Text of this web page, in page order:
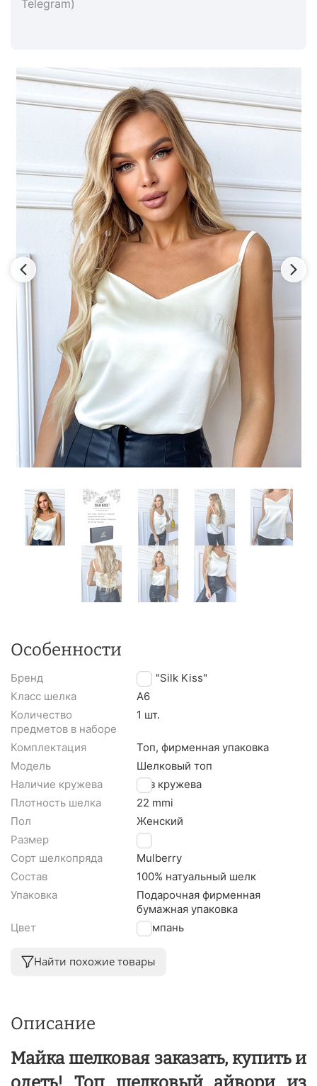
Telegram)
Особенности
Бренд
TM "Silk Kiss"
Класс шелка
A6
Количество
предметов в наборе
1 шт.
Комплектация
Топ, фирменная упаковка
Модель
Шелковый топ
Наличие кружева
Без кружева
Плотность шелка
22 mmi
Пол
Женский
Размер
L
Сорт шелкопряда
Mulberry
Состав
100% натуальный шелк
Упаковка
Подарочная фирменная
бумажная упаковка
Цвет
Шампань
Найти похожие товары
Описание
Майка шелковая заказать, купить и